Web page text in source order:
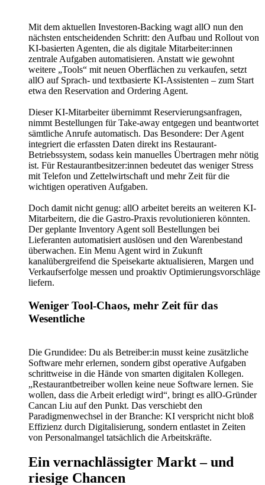
Mit dem aktuellen Investoren-Backing wagt allO nun den
nächsten entscheidenden Schritt: den Aufbau und Rollout von
KI-basierten Agenten, die als digitale Mitarbeiter:innen
zentrale Aufgaben automatisieren. Anstatt wie gewohnt
weitere „Tools“ mit neuen Oberflächen zu verkaufen, setzt
allO auf Sprach- und textbasierte KI-Assistenten – zum Start
etwa den Reservation and Ordering Agent.
Dieser KI-Mitarbeiter übernimmt Reservierungsanfragen,
nimmt Bestellungen für Take-away entgegen und beantwortet
sämtliche Anrufe automatisch. Das Besondere: Der Agent
integriert die erfassten Daten direkt ins Restaurant-
Betriebssystem, sodass kein manuelles Übertragen mehr nötig
ist. Für Restaurantbesitzer:innen bedeutet das weniger Stress
mit Telefon und Zettelwirtschaft und mehr Zeit für die
wichtigen operativen Aufgaben.
Doch damit nicht genug: allO arbeitet bereits an weiteren KI-
Mitarbeitern, die die Gastro-Praxis revolutionieren könnten.
Der geplante Inventory Agent soll Bestellungen bei
Lieferanten automatisiert auslösen und den Warenbestand
überwachen. Ein Menu Agent wird in Zukunft
kanalübergreifend die Speisekarte aktualisieren, Margen und
Verkaufserfolge messen und proaktiv Optimierungsvorschläge
liefern.
Weniger Tool-Chaos, mehr Zeit für das
Wesentliche
Die Grundidee: Du als Betreiber:in musst keine zusätzliche
Software mehr erlernen, sondern gibst operative Aufgaben
schrittweise in die Hände von smarten digitalen Kollegen.
„Restaurantbetreiber wollen keine neue Software lernen. Sie
wollen, dass die Arbeit erledigt wird“, bringt es allO-Gründer
Cancan Liu auf den Punkt. Das verschiebt den
Paradigmenwechsel in der Branche: KI verspricht nicht bloß
Effizienz durch Digitalisierung, sondern entlastet in Zeiten
von Personalmangel tatsächlich die Arbeitskräfte.
Ein vernachlässigter Markt – und
riesige Chancen